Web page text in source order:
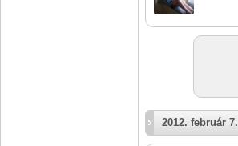
2012. február 7.